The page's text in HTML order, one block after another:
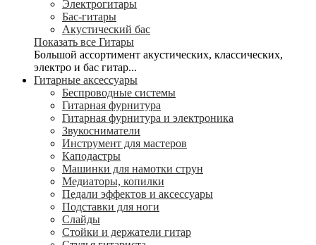
Электрогитары
Бас-гитары
Акустический бас
Показать все Гитары
Большой ассортимент акустических, классических,
электро и бас гитар...
Гитарные аксессуары
Беспроводные системы
Гитарная фурнитура
Гитарная фурнитура и электроника
Звукосниматели
Инструмент для мастеров
Каподастры
Машинки для намотки струн
Медиаторы, копилки
Педали эффектов и аксессуары
Подставки для ноги
Слайды
Стойки и держатели гитар